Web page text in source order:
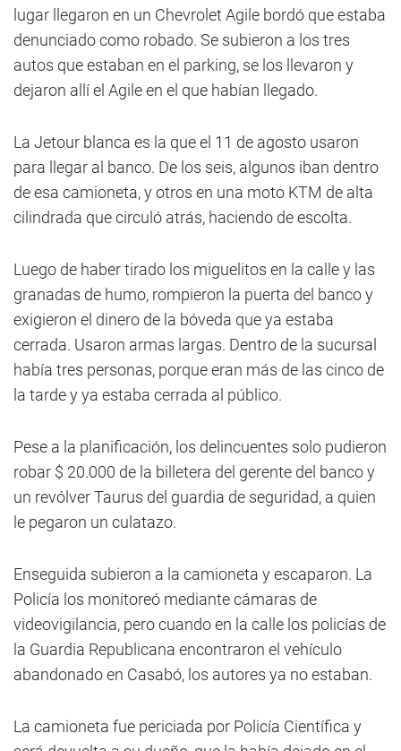
lugar llegaron en un Chevrolet Agile bordó que estaba
denunciado como robado. Se subieron a los tres
autos que estaban en el parking, se los llevaron y
dejaron allí el Agile en el que habían llegado.
La Jetour blanca es la que el 11 de agosto usaron
para llegar al banco. De los seis, algunos iban dentro
de esa camioneta, y otros en una moto KTM de alta
cilindrada que circuló atrás, haciendo de escolta.
Luego de haber tirado los miguelitos en la calle y las
granadas de humo, rompieron la puerta del banco y
exigieron el dinero de la bóveda que ya estaba
cerrada. Usaron armas largas. Dentro de la sucursal
había tres personas, porque eran más de las cinco de
la tarde y ya estaba cerrada al público.
Pese a la planificación, los delincuentes solo pudieron
robar $ 20.000 de la billetera del gerente del banco y
un revólver Taurus del guardia de seguridad, a quien
le pegaron un culatazo.
Enseguida subieron a la camioneta y escaparon. La
Policía los monitoreó mediante cámaras de
videovigilancia, pero cuando en la calle los policías de
la Guardia Republicana encontraron el vehículo
abandonado en Casabó, los autores ya no estaban.
La camioneta fue periciada por Policía Científica y